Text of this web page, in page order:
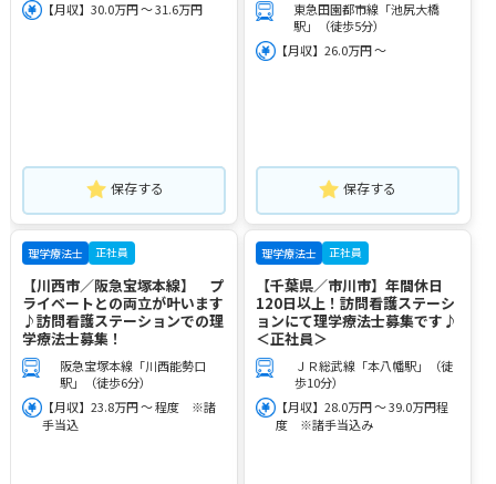
【月収】30.0万円 ～ 31.6万円
保存する
東急田園都市線「池尻大橋
駅」（徒歩5分）
【月収】26.0万円 ～
保存する
理学療法士 正社員
【川西市／阪急宝塚本線】 プ
ライベートとの両立が叶います
♪訪問看護ステーションでの理
学療法士募集！
阪急宝塚本線「川西能勢口
駅」（徒歩6分）
【月収】23.8万円 ～ 程度 ※諸
手当込
理学療法士 正社員
【千葉県／市川市】年間休日
120日以上！訪問看護ステーシ
ョンにて理学療法士募集です♪
＜正社員＞
ＪＲ総武線「本八幡駅」（徒
歩10分）
【月収】28.0万円 ～ 39.0万円程
度 ※諸手当込み